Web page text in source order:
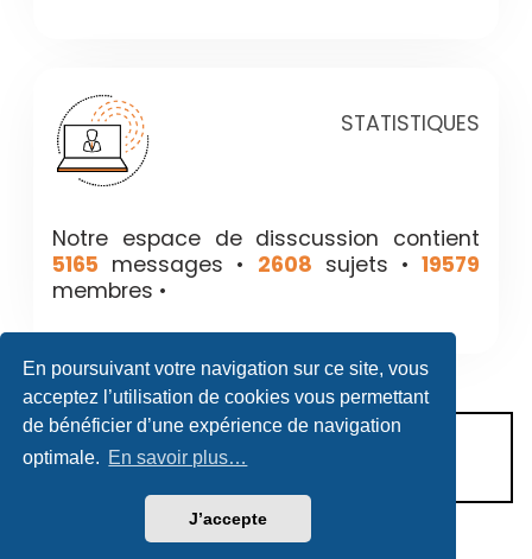
En poursuivant votre navigation sur ce site, vous
acceptez l’utilisation de cookies vous permettant
de bénéficier d’une expérience de navigation
optimale. En savoir plus…
J’accepte
STATISTIQUES
Notre espace de disscussion contient
5165 messages • 2608 sujets •19579
membres •
CONDITIONS D’UTILISATION
POLITIQUE DE VIE PRIVÉE
Héritage & Succession